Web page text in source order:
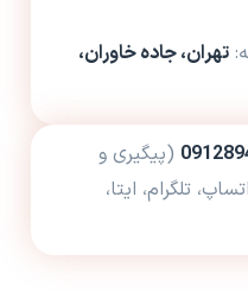
تهران، جاده خاوران،
(پیگیری و
تلگرام، ایتا،